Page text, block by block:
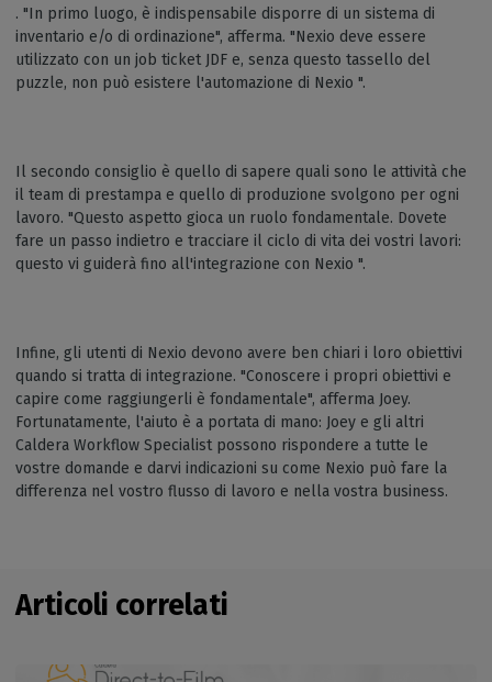
. "In primo luogo, è indispensabile disporre di un sistema di
inventario e/o di ordinazione", afferma. "Nexio deve essere
utilizzato con un job ticket JDF e, senza questo tassello del
puzzle, non può esistere l'automazione di Nexio ".
Il secondo consiglio è quello di sapere quali sono le attività che
il team di prestampa e quello di produzione svolgono per ogni
lavoro. "Questo aspetto gioca un ruolo fondamentale. Dovete
fare un passo indietro e tracciare il ciclo di vita dei vostri lavori:
questo vi guiderà fino all'integrazione con Nexio ".
Infine, gli utenti di Nexio devono avere ben chiari i loro obiettivi
quando si tratta di integrazione. "Conoscere i propri obiettivi e
capire come raggiungerli è fondamentale", afferma Joey.
Fortunatamente, l'aiuto è a portata di mano: Joey e gli altri
Caldera Workflow Specialist possono rispondere a tutte le
vostre domande e darvi indicazioni su come Nexio può fare la
differenza nel vostro flusso di lavoro e nella vostra business.
Articoli correlati